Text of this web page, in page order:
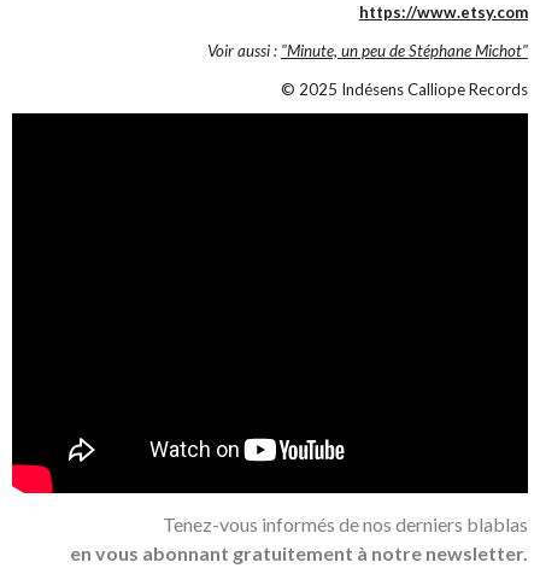
https://www.etsy.com
Voir aussi : "Minute, un peu de Stéphane Michot"
© 2025 Indésens Calliope Records
Tenez-vous informés de nos derniers blablas
en vous abonnant gratuitement à notre newsletter.